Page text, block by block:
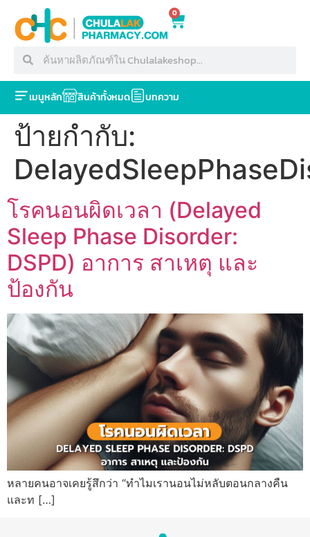
0
เมนูหลัก สินค้าทั้งหมด บทความ
ป้ายกำกับ:
โรคนอนผิดเวลา (Delayed
Sleep Phase Disorder:
DSPD) อาการ สาเหตุ และ
ป้องกัน
หลายคนอาจเคยรู้สึกว่า “ทำไมเรานอนไม่หลับตอนกลางคืน
และท […]